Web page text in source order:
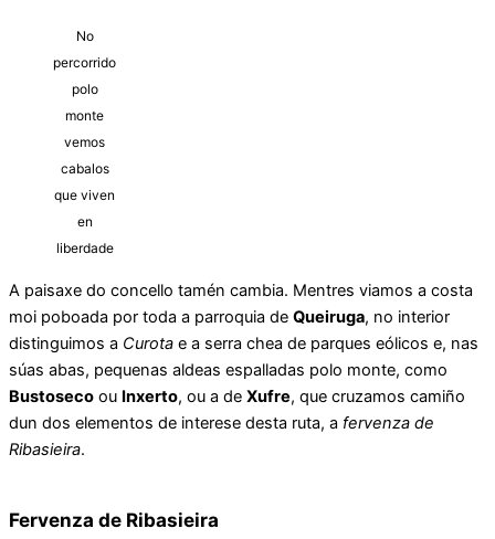
No
percorrido
polo
monte
vemos
cabalos
que viven
en
liberdade
A paisaxe do concello tamén cambia. Mentres viamos a costa
moi poboada por toda a parroquia de Queiruga, no interior
distinguimos a Curota e a serra chea de parques eólicos e, nas
súas abas, pequenas aldeas espalladas polo monte, como
Bustoseco ou Inxerto, ou a de Xufre, que cruzamos camiño
dun dos elementos de interese desta ruta, a fervenza de
Ribasieira.
Fervenza de Ribasieira